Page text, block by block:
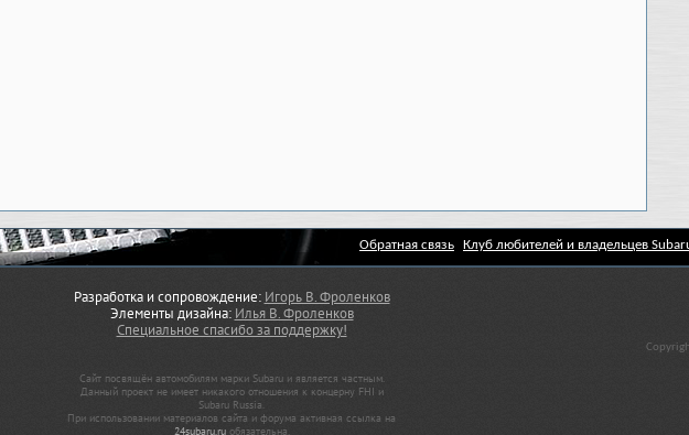
Обратная связь Клуб любителей и владельцев
Разработка и сопровождение: Игорь В. Фроленков
Элементы дизайна: Илья В. Фроленков
Специальное спасибо за поддержку!
Сайт посвящён автомобилям марки Subaru и является частным.
Данный проект не имеет никакого отношения к концерну FHI и
Subaru Russia.
При использовании материалов сайта и форума активная ссылка на
24subaru.ruобязательна.